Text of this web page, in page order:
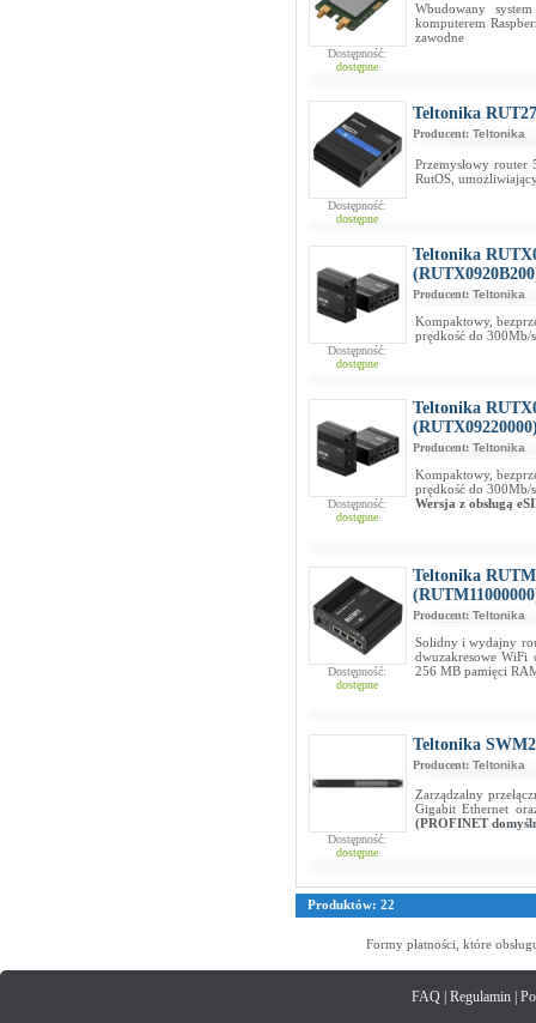
Dostępność:
dostępne
Wbudowany
komputerem
zawodne
Dostępność:
dostępne
Teltonika
Producent: Teltonika
Przemysłowy
RutOS,
Dostępność:
dostępne
Teltonika
Producent: Teltonika
Kompaktowy,
prędkość do 300Mb/s
Dostępność:
dostępne
Teltonika
Producent: Teltonika
Kompaktowy,
prędkość do 300Mb/s
Wersja z obsługą
Dostępność:
dostępne
Teltonika
Producent: Teltonika
Solidny i wydajny
dwuzakresowe WiFi
256 MB pamięci
Dostępność:
dostępne
Teltonika
Producent: Teltonika
Zarządzalny
Gigabit Ethernet
(PROFINET
Produktów: 22
Formy płatności, które
FAQ| Regulamin|